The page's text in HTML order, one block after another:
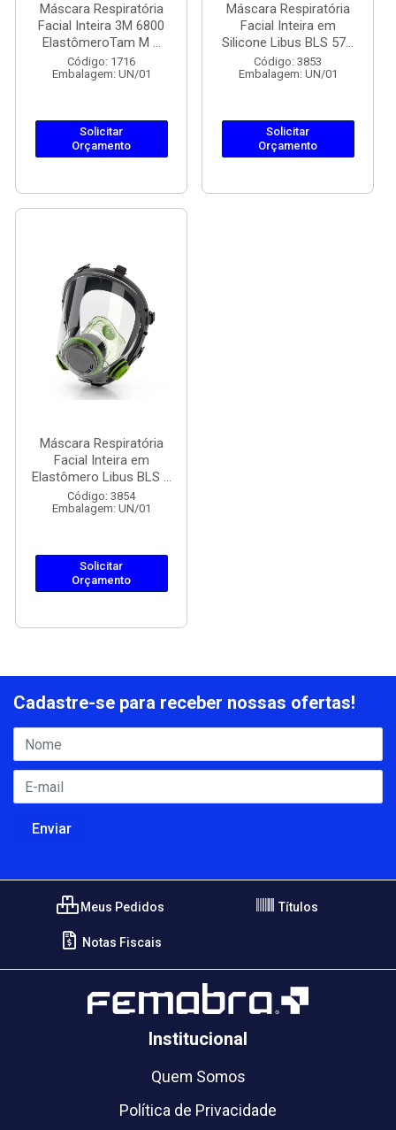
Máscara Respiratória
Facial Inteira 3M 6800
ElastômeroTam M ...
Código: 1716
Embalagem: UN/01
Solicitar
Orçamento
Máscara Respiratória
Facial Inteira em
Silicone Libus BLS 57...
Código: 3853
Embalagem: UN/01
Solicitar
Orçamento
Máscara Respiratória
Facial Inteira em
Elastômero Libus BLS ...
Código: 3854
Embalagem: UN/01
Solicitar
Orçamento
Cadastre-se para receber nossas ofertas!
Meus Pedidos Títulos
Notas Fiscais
Institucional
Quem Somos
Política de Privacidade